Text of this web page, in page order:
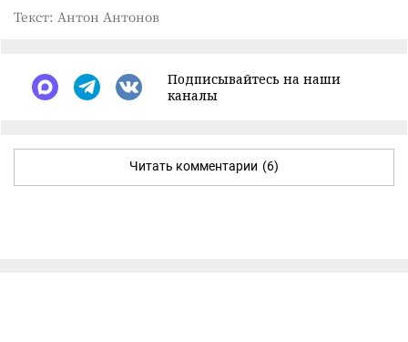
Текст: Антон Антонов
Подписывайтесь на наши
каналы
Читать комментарии (6)